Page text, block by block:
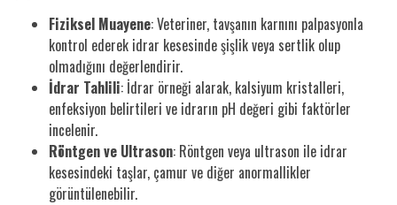
Fiziksel Muayene: Veteriner, tavşanın karnını palpasyonla
kontrol ederek idrar kesesinde şişlik veya sertlik olup
olmadığını değerlendirir.
İdrar Tahlili: İdrar örneği alarak, kalsiyum kristalleri,
enfeksiyon belirtileri ve idrarın pH değeri gibi faktörler
incelenir.
Röntgen ve Ultrason: Röntgen veya ultrason ile idrar
kesesindeki taşlar, çamur ve diğer anormallikler
görüntülenebilir.